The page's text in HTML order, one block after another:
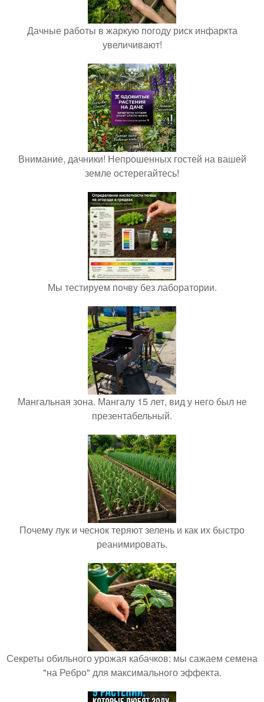
Дачные работы в жаркую погоду риск инфаркта
увеличивают!
Внимание, дачники! Непрошенных гостей на вашей
земле остерегайтесь!
Мы тестируем почву без лаборатории.
Мангальная зона. Мангалу 15 лет, вид у него был не
презентабельный.
Почему лук и чеснок теряют зелень и как их быстро
реанимировать.
Секреты обильного урожая кабачков: мы сажаем семена
"на Ребро" для максимального эффекта.